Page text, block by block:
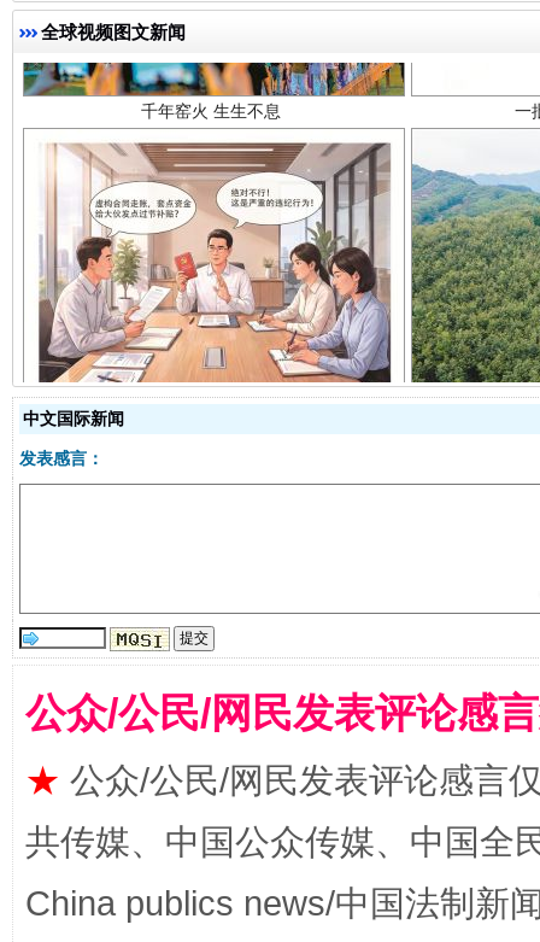
全球视频图文新闻
揭开“小金库”的免责幌子
全民健身五年计划来了！等你上场
中文国际新闻
发表感言：
公众/公民/网民发表评论感
★ 公众/公民/网民发表评论感言
共传媒、中国公众传媒、中国全
China publics news/中国法制新